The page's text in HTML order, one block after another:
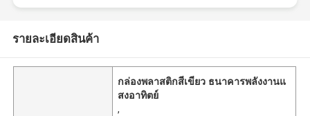
รายละเอียดสินค้า
กล่องพลาสติกสีเขียว ธนาคารพลังงานแ
สงอาทิตย์
,